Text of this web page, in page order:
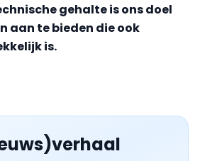
gehalte is ons doel
aan te bieden die ook
is.